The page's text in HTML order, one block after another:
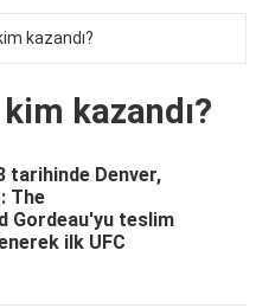
kazandı?
kazandı?
tarihinde Denver,
The
Gordeau'yu teslim
ilk UFC